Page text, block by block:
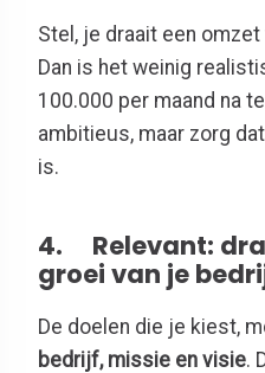
Stel, je draait een
Dan is het weinig
100.000 per maand na
ambitieus, maar zorg
is.
4. Relevant:
groei van je
De doelen die je kiest,
bedrijf, missie en visie.